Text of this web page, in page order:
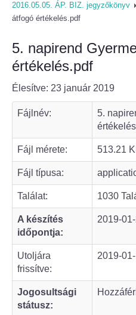
A KÖZSÉGRŐL
Polgármesteri
Bölcske település
Bölcske történelme
Értéktár bizottság
Turizmus
Látnivalók
Szállások
Egyházak, civilek
2016.05.05. ÁP. BIZ. jegyzőkönyv
átfogó értékelés.pdf
5. napirend
értékelés.pdf
Élesítve: 23 január 2019
Fájlnév:
5.
Fájl mérete: 513.21
Fájl típusa:
Találat: 1030
A készítés
időpontja:
2019-
Utoljára
frissítve:
2019-
Jogosultsági
státusz: